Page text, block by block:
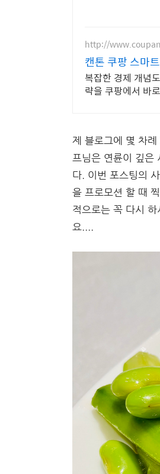
http://
캔톤 쿠팡 스마
복잡한 경제 개념
략을 쿠팡에서 바
제 블로그에 몇 차
프님은 연륜이 깊은
다. 이번 포스팅의
을 프로모션 할 때
적으로는 꼭 다시
요....